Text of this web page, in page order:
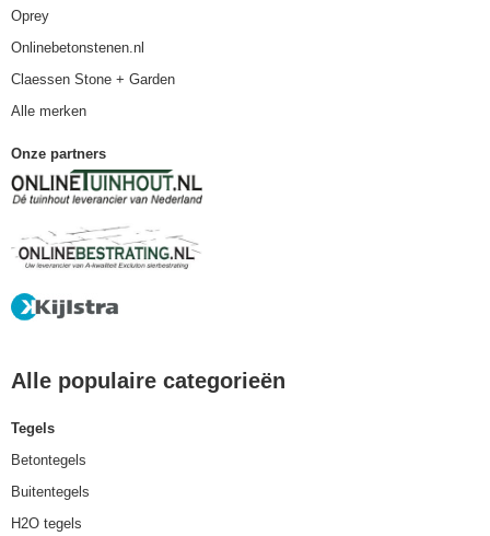
Oprey
Onlinebetonstenen.nl
Claessen Stone + Garden
Alle merken
Onze partners
Alle populaire categorieën
Tegels
Betontegels
Buitentegels
H2O tegels